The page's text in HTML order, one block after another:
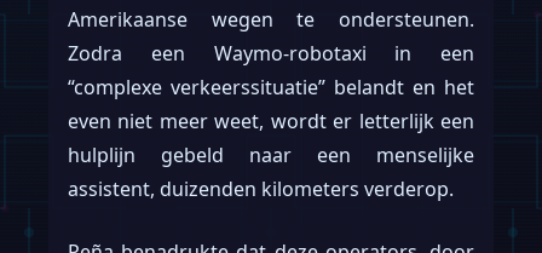
Amerikaanse wegen te ondersteunen.
Zodra een Waymo-robotaxi in een
“complexe verkeerssituatie” belandt en het
even niet meer weet, wordt er letterlijk een
hulplijn gebeld naar een menselijke
assistent, duizenden kilometers verderop.